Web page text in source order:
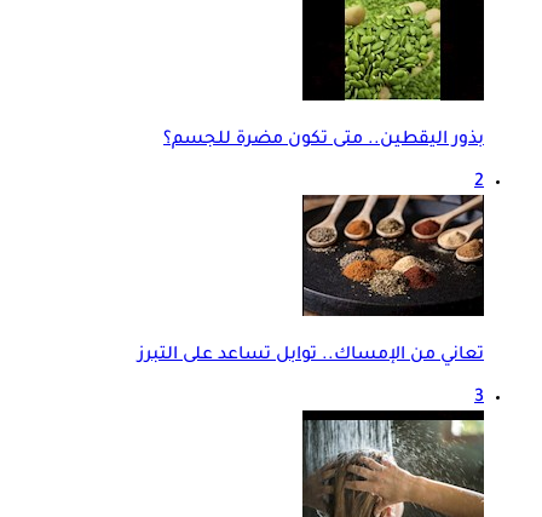
بذور اليقطين.. متى تكون مضرة للجسم؟
2
تعاني من الإمساك.. توابل تساعد على التبرز
3